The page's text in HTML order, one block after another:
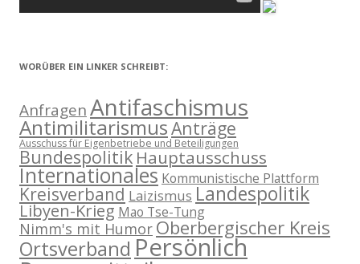
WORÜBER EIN LINKER SCHREIBT:
AnfragenAntifaschismus
AntimilitarismusAnträge
Ausschuss für Eigenbetriebe und Beteiligungen
Bundespolitik Hauptausschuss
Internationales Kommunistische Plattform
Kreisverband Laizismus Landespolitik
Libyen-Krieg Mao Tse-Tung
Nimm's mit Humor Oberbergischer Kreis
OrtsverbandPersönlich